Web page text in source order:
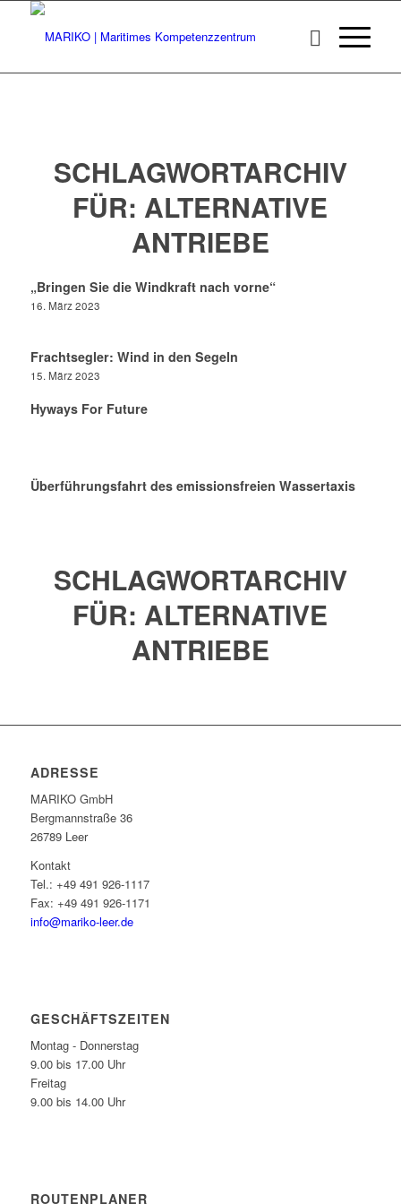
SCHLAGWORTARCHIV
FÜR: ALTERNATIVE
ANTRIEBE
„Bringen Sie die Windkraft nach vorne“
16. März 2023
Frachtsegler: Wind in den Segeln
15. März 2023
Hyways For Future
Überführungsfahrt des emissionsfreien Wassertaxis
SCHLAGWORTARCHIV
FÜR: ALTERNATIVE
ANTRIEBE
ADRESSE
MARIKO GmbH
Berg­mann­straße 36
26789 Leer
Kontakt
Tel.: +49 491 926-1117
Fax: +49 491 926-1171
info@mariko-leer.de
GESCHÄFTSZEITEN
Montag - Donnerstag
9.00 bis 17.00 Uhr
Freitag
9.00 bis 14.00 Uhr
ROUTENPLANER